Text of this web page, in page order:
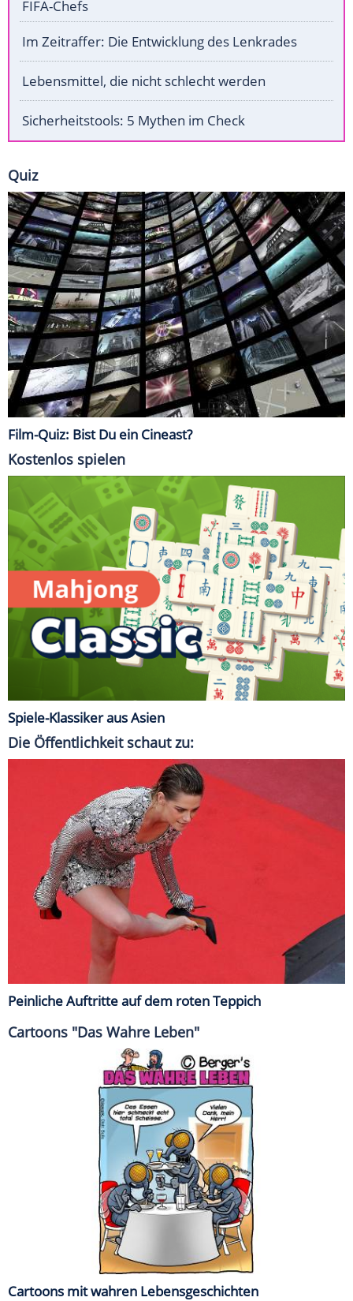
FIFA-Chefs
Im Zeitraffer: Die Entwicklung des Lenkrades
Lebensmittel, die nicht schlecht werden
Sicherheitstools: 5 Mythen im Check
Quiz
Film-Quiz: Bist Du ein Cineast?
Kostenlos spielen
Spiele-Klassiker aus Asien
Die Öffentlichkeit schaut zu:
Peinliche Auftritte auf dem roten Teppich
Cartoons "Das Wahre Leben"
Cartoons mit wahren Lebensgeschichten